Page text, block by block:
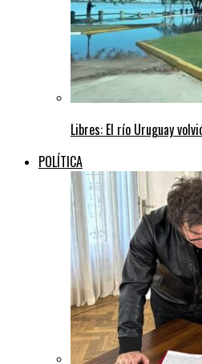
Libres: El río Uruguay
POLÍTICA